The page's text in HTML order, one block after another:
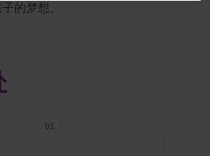
的梦想。